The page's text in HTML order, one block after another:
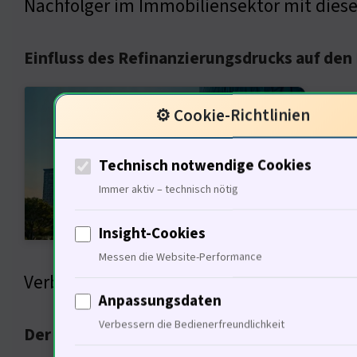
Nachfolger im Immobiliensektor mit
Einfluss des Refinanzierungsdrucks auf
Die
Verbesserung der
Der Bauturbo und seine Bedeutung für den
⚙️ Cookie-Richtlinien
Technisch notwendige Cookies
Immer aktiv – technisch nötig
Insight-Cookies
Messen die Website-Performance
Anpassungsdaten
Verbessern die Bedienerfreundlichkeit